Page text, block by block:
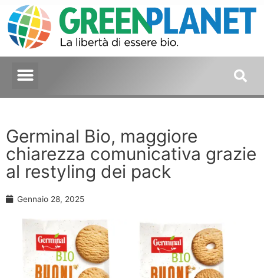
Germinal Bio, maggiore
chiarezza comunicativa grazie
al restyling dei pack
Gennaio 28, 2025